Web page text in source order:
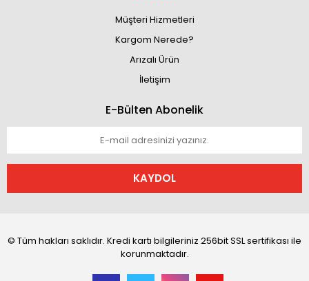
Müşteri Hizmetleri
Kargom Nerede?
Arızalı Ürün
İletişim
E-Bülten Abonelik
KAYDOL
© Tüm hakları saklıdır. Kredi kartı bilgileriniz 256bit SSL sertifikası ile
korunmaktadır.